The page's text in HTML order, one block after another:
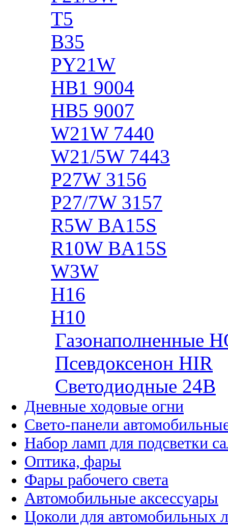
T5
B35
PY21W
HB1 9004
HB5 9007
W21W 7440
W21/5W 7443
P27W 3156
P27/7W 3157
R5W BA15S
R10W BA15S
W3W
H16
H10
Газонаполненные
Псевдоксенон HIR
Cветодиодные 24B
Дневные ходовые огни
Свето-панели
Набор ламп для подсветки
Оптика, фары
Фары рабочего света
Автомобильные аксессуары
Цоколи для автомобильных